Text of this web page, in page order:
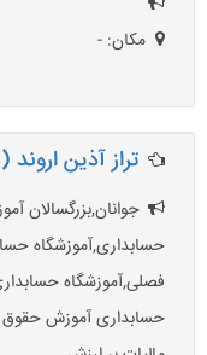
مکان: -
تراز آذین
جوانان,بزرگسالان
حسابداری,آموزشگاه
فصلی,آموزشگاه
حسابداری آموزش حقوق